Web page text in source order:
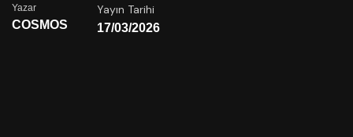
Yazar
COSMOS
Yayın Tarihi
17/03/2026